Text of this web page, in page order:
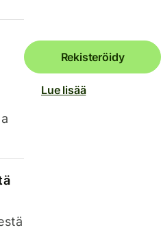
Rekisteröidy
Lue lisää